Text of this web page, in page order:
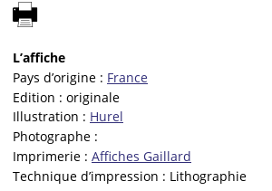
L’affiche
Pays d’origine : France
Edition : originale
Illustration : Hurel
Photographe :
Imprimerie : Affiches Gaillard
Technique d’impression : Lithographie